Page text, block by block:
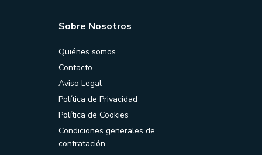
Sobre Nosotros
Quiénes somos
Contacto
Aviso Legal
Política de Privacidad
Política de Cookies
Condiciones generales de
contratación